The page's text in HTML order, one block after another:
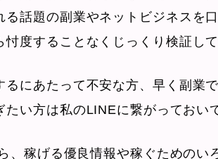
る話題の副業やネットビジネスを
忖度することなくじっくり検証して
るにあたって不安な方、早く副業
たい方は私のLINEに繋がっておい
、稼げる優良情報や稼ぐためのい